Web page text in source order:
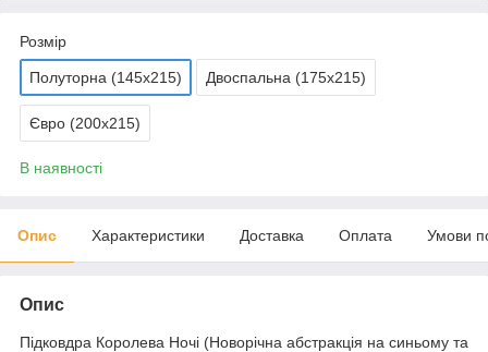
Розмір
Полуторна (145х215) Двоспальна (175х215)
Євро (200х215)
В наявності
Опис Характеристики Доставка Оплата Умови
Опис
Підковдра Королева Ночі (Новорічна абстракція на синьому та